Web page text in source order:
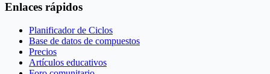
Enlaces rápidos
Planificador de Ciclos
Base de datos de compuestos
Precios
Artículos educativos